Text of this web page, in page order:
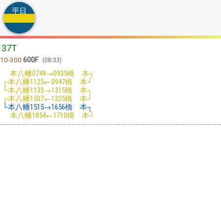
平日
37T
10-300 600F 08:33
本八幡0749→0935橋 本┐
┌本八幡1125←0947橋 本┘
└本八幡1133→1315橋 本┐
┌本八幡1507←1325橋 本┘
└本八幡1515→1656橋 本┐
本八幡1854←1710橋 本┘